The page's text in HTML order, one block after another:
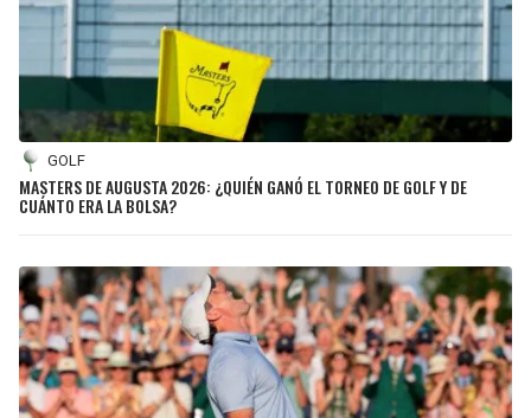
GOLF
MASTERS DE AUGUSTA 2026: ¿QUIÉN GANÓ EL TORNEO DE GOLF Y DE
CUÁNTO ERA LA BOLSA?